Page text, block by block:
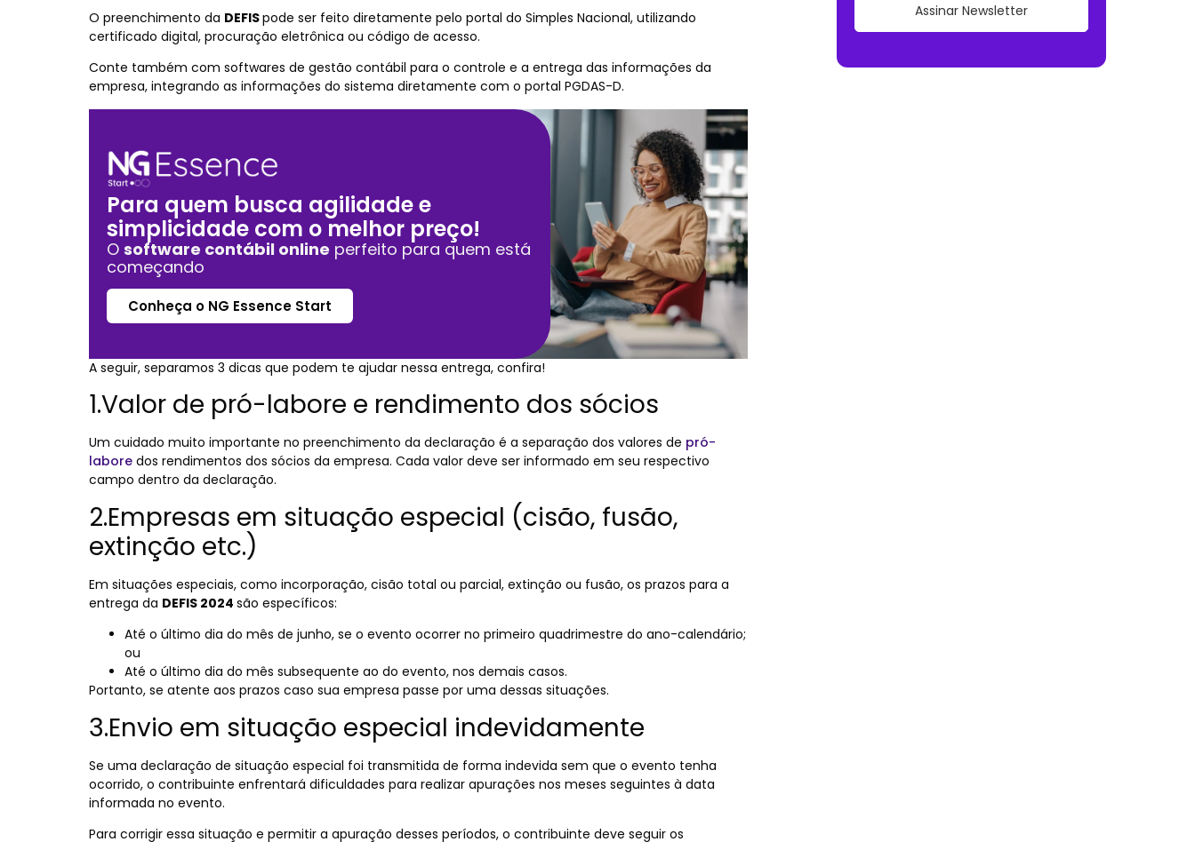
O preenchimento da DEFISpode ser feito diretamente pelo portal do Simples Nacional, utilizando
certificado digital, procuração eletrônica ou código de acesso.
Conte também com softwares de gestão contábil para o controle e a entrega das informações da
empresa, integrando as informações do sistema diretamente com o portal PGDAS-D.
Para quem busca agilidade e
simplicidade com o melhor preço!
O software contábil online perfeito para quem está
começando
Conheça o NG Essence Start
A seguir, separamos 3 dicas que podem te ajudar nessa entrega, confira!
1.Valor de pró-labore e rendimento dos sócios
Um cuidado muito importante no preenchimento da declaração é a separação dos valores de pró-
labore dos rendimentos dos sócios da empresa. Cada valor deve ser informado em seu respectivo
campo dentro da declaração.
2.Empresas em situação especial (cisão, fusão,
extinção etc.)
Em situações especiais, como incorporação, cisão total ou parcial, extinção ou fusão, os prazos para a
entrega da DEFIS 2024 são específicos:
Até o último dia do mês de junho, se o evento ocorrer no primeiro quadrimestre do ano-calendário;
ou
Até o último dia do mês subsequente ao do evento, nos demais casos.
Portanto, se atente aos prazos caso sua empresa passe por uma dessas situações.
3.Envio em situação especial indevidamente
Se uma declaração de situação especial foi transmitida de forma indevida sem que o evento tenha
ocorrido, o contribuinte enfrentará dificuldades para realizar apurações nos meses seguintes à data
informada no evento.
Para corrigir essa situação e permitir a apuração desses períodos, o contribuinte deve seguir os
Assinar Newsletter